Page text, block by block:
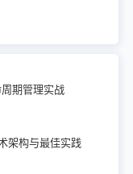
期管理实战
架构与最佳实践